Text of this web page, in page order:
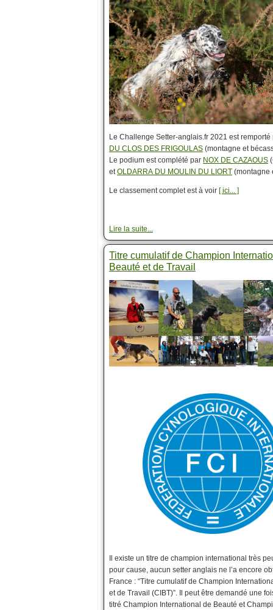
Le Challenge Setter-anglais.fr 2021 est
DU CLOS DES FRIGOULAS (montagne et
Le podium est complété par NOX DE CAZAOUS
etOLDARRA DU MOULIN DU LIORT (montagne
Le classement complet est à voir [ ici... ]
Lire la suite...
Titre cumulatif de Champion
Beauté et de Travail
Il existe un titre de champion international très
pour cause, aucun setter anglais ne l’a encore
France : “Titre cumulatif de Champion
et de Travail (CIBT)”. Il peut être demandé une
titré Champion International de Beauté et